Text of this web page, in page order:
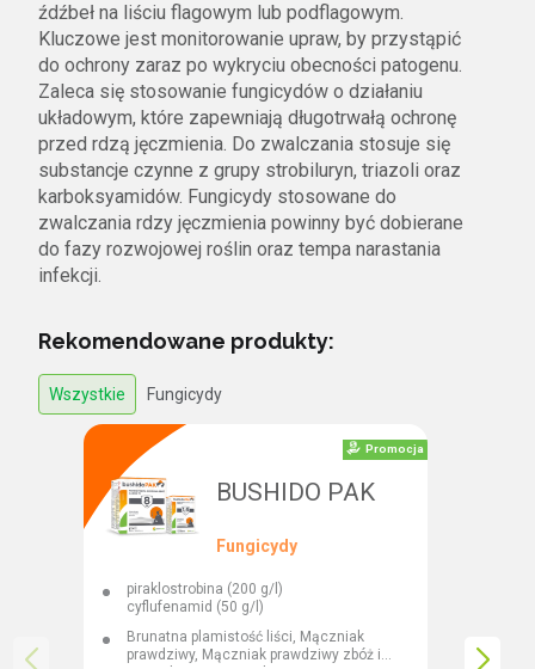
źdźbeł na liściu flagowym lub podflagowym.
Kluczowe jest monitorowanie upraw, by przystąpić
do ochrony zaraz po wykryciu obecności patogenu.
Zaleca się stosowanie fungicydów o działaniu
układowym, które zapewniają długotrwałą ochronę
przed rdzą jęczmienia. Do zwalczania stosuje się
substancje czynne z grupy strobiluryn, triazoli oraz
karboksyamidów. Fungicydy stosowane do
zwalczania rdzy jęczmienia powinny być dobierane
do fazy rozwojowej roślin oraz tempa narastania
infekcji.
Rekomendowane produkty:
Wszystkie Fungicydy
Promocja
BUSHIDO PAK
Fungicydy
piraklostrobina (200 g/l)
cyflufenamid (50 g/l)
Brunatna plamistość liści, Mączniak
prawdziwy, Mączniak prawdziwy zbóż i